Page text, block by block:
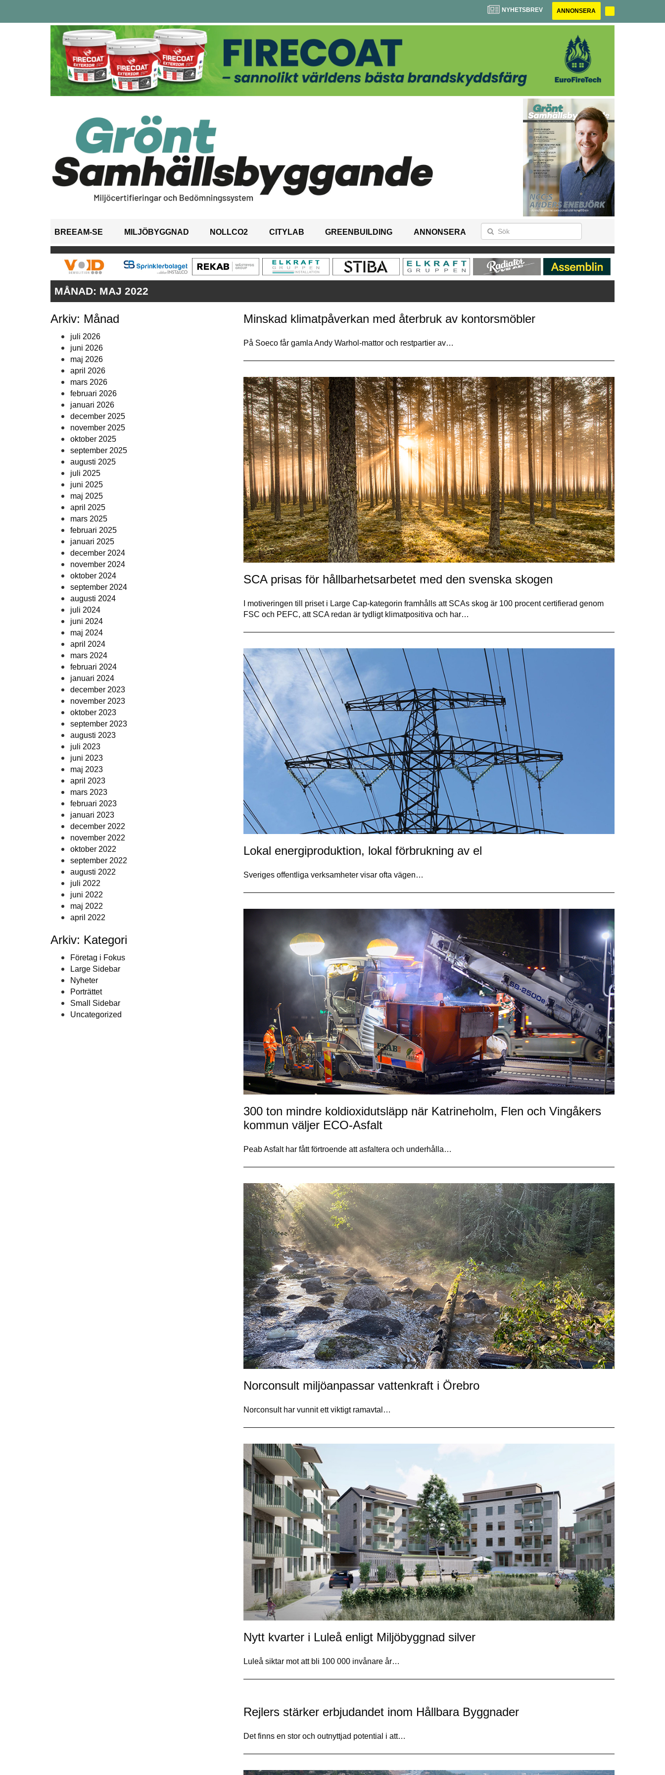
NYHETSBREV ANNONSERA
BREEAM-SE MILJÖBYGGNAD NOLLCO2 CITYLAB GREENBUILDING ANNONSERA
MÅNAD: MAJ 2022
Arkiv: Månad
juli 2026
juni 2026
maj 2026
april 2026
mars 2026
februari 2026
januari 2026
december 2025
november 2025
oktober 2025
september 2025
augusti 2025
juli 2025
juni 2025
maj 2025
april 2025
mars 2025
februari 2025
januari 2025
december 2024
november 2024
oktober 2024
september 2024
augusti 2024
juli 2024
juni 2024
maj 2024
april 2024
mars 2024
februari 2024
januari 2024
december 2023
november 2023
oktober 2023
september 2023
augusti 2023
juli 2023
juni 2023
maj 2023
april 2023
mars 2023
februari 2023
januari 2023
december 2022
november 2022
oktober 2022
september 2022
augusti 2022
juli 2022
juni 2022
maj 2022
april 2022
Arkiv: Kategori
Företag i Fokus
Large Sidebar
Nyheter
Porträttet
Small Sidebar
Uncategorized
Minskad klimatpåverkan med återbruk av kontorsmöbler
På Soeco får gamla Andy Warhol-mattor och restpartier av…
SCA prisas för hållbarhetsarbetet med den svenska skogen
I motiveringen till priset i Large Cap-kategorin framhålls att SCAs skog är 100 procent certifierad genom
FSC och PEFC, att SCA redan är tydligt klimatpositiva och har…
Lokal energiproduktion, lokal förbrukning av el
Sveriges offentliga verksamheter visar ofta vägen…
300 ton mindre koldioxidutsläpp när Katrineholm, Flen och Vingåkers
kommun väljer ECO-Asfalt
Peab Asfalt har fått förtroende att asfaltera och underhålla…
Norconsult miljöanpassar vattenkraft i Örebro
Norconsult har vunnit ett viktigt ramavtal…
Nytt kvarter i Luleå enligt Miljöbyggnad silver
Luleå siktar mot att bli 100 000 invånare år…
Rejlers stärker erbjudandet inom Hållbara Byggnader
Det finns en stor och outnyttjad potential i att…